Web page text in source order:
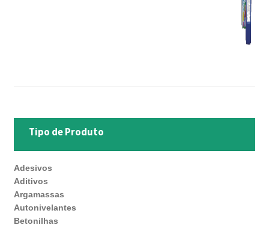
Tipo de Produto
Adesivos
Aditivos
Argamassas
Autonivelantes
Betonilhas